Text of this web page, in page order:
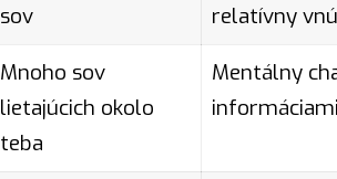
sov
relatívny
Mnoho sov
lietajúcich okolo
teba
Mentálny
informáciami